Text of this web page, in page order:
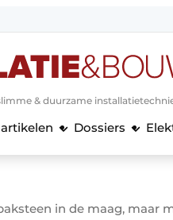
Bedankt voor de
& duurzame
Dossiers
in de maag, maar